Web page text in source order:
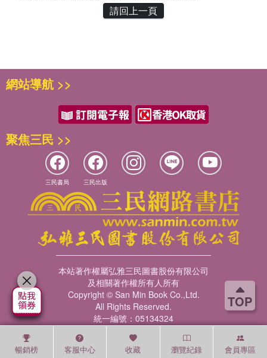
TOP
請回上一頁
暢銷榜 客服中心 收藏 瀏覽紀錄 會員專區
網站導航 >>
聚焦三民 >>
三民書局 三民出版
本站著作權屬弘雅三民圖書股份有限公司
及相關著作權所有人所有
Copyright © San Min Book Co.,Ltd.
All Rights Reserved.
統一編號：05134324